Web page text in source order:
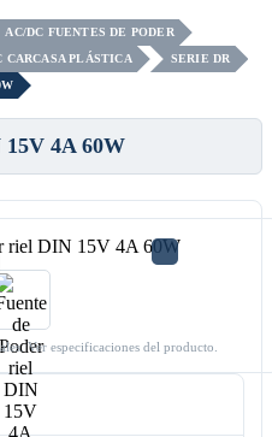
AC/DC FUENTES DE PODER
CARCASA PLÁSTICA
SERIE DR
4A 60W
Ver especificaciones del producto.